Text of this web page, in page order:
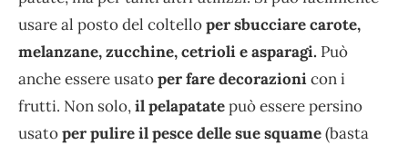
usare al posto del coltelloper sbucciare carote,
melanzane, zucchine, cetrioli e asparagi. Può
anche essere usatoper fare decorazionicon i
frutti. Non solo,il pelapatatepuò essere persino
usatoper pulire il pesce delle sue squame(basta